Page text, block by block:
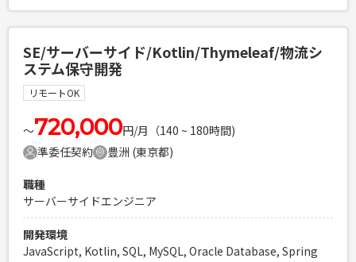
Spring Boot, Thymeleaf, Next.js DB：Oracle, Mysql イ
ンフラ：AWS(各種サービス), Terraform 開発ツール等：
Github, IntelliJ, Slack, Zoom, Jira, Confluence, VScode 等
設計思想：クリーンアーキテクチャ、 DDD AIツール：
Github copilot, Claude Code等
必須スキル
・SQLを用いたデータベース操作の実務経験 ・DDDやクリー
ンアーキテクチャーなどのソフトウェア設計パターンを活用し
た開発経験（1年以上） ・AWSを利用した開発経験（1年以
上） ・Reactの開発経験（3か月以上）
SE/サーバーサイド/Kotlin/Thymeleaf/物流シ
ステム保守開発
リモートOK
〜720,000円/月（140 ~ 180時間)
準委任契約
豊洲 (東京都)
職種
サーバーサイドエンジニア
開発環境
JavaScript, Kotlin, SQL, MySQL, Oracle Database, Spring